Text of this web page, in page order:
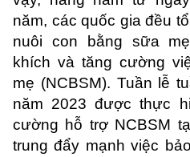
năm, các quốc gia đều
nuôi con bằng sữa
khích và tăng cường
mẹ (NCBSM). Tuần lễ
năm 2023 được thực
cường hỗ trợ NCBSM
trung đẩy mạnh việc